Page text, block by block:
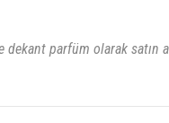
dekant parfüm olarak satın